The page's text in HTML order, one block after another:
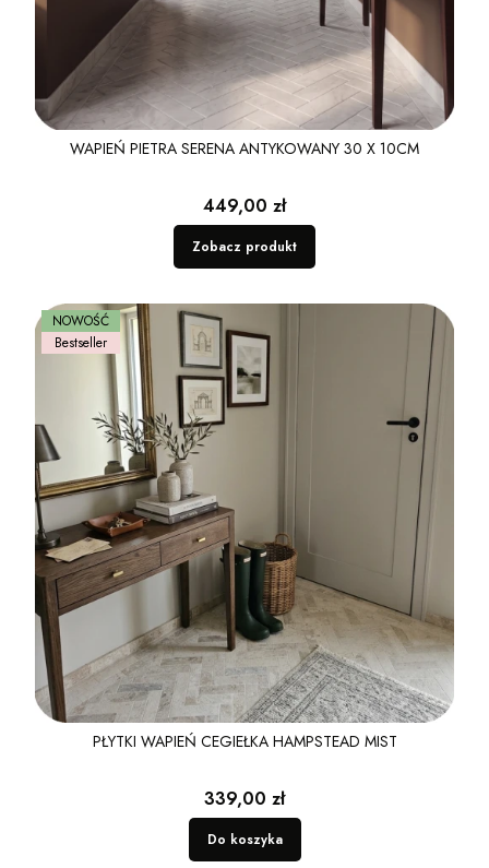
WAPIEŃ PIETRA SERENA ANTYKOWANY 30 X 10CM
Cena
449,00 zł
Zobacz produkt
Bestseller
NOWOŚĆ
PŁYTKI WAPIEŃ CEGIEŁKA HAMPSTEAD MIST
Cena
339,00 zł
Do koszyka